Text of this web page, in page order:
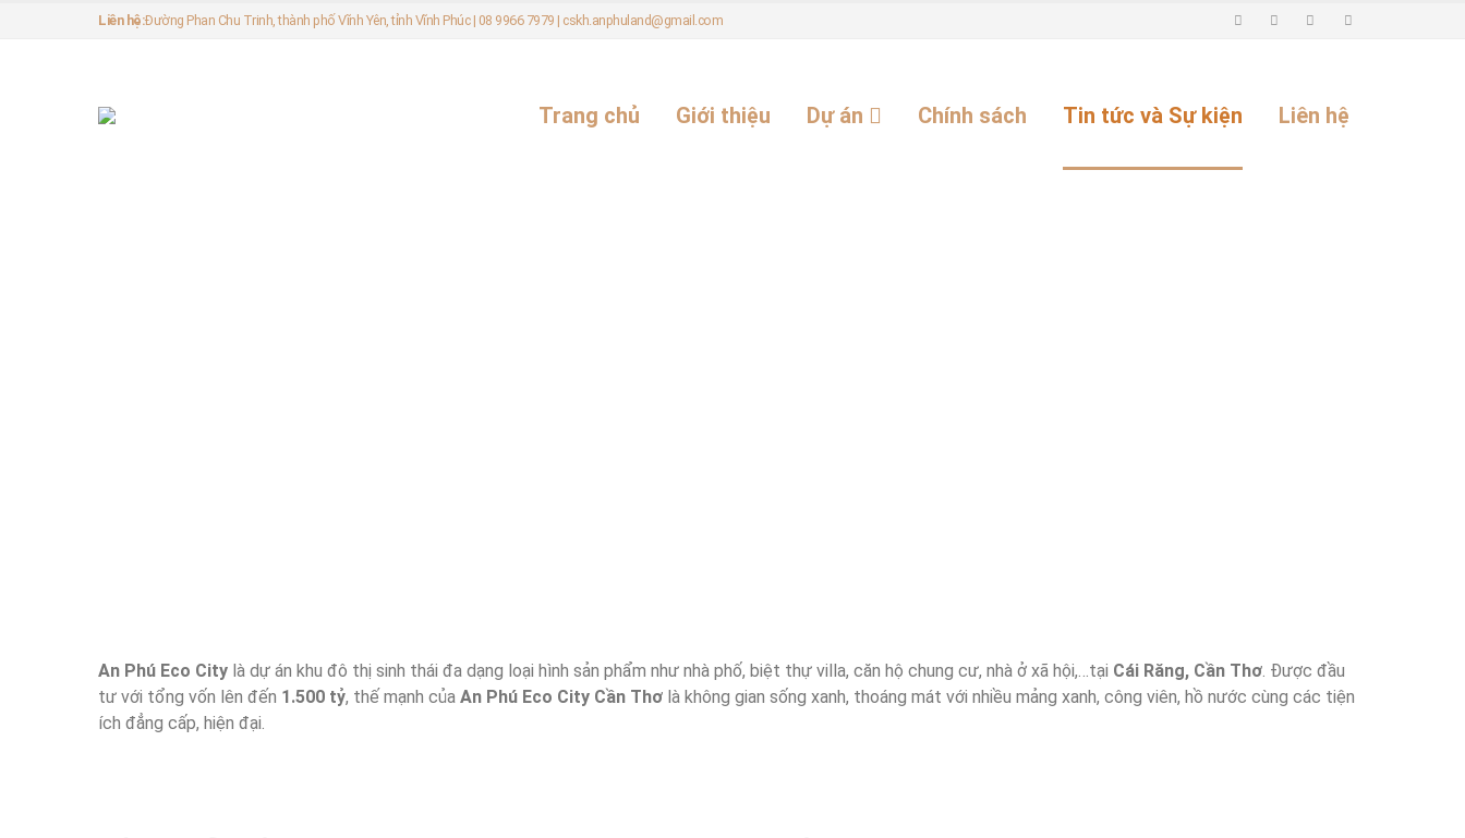
Liên hệ:Đường Phan Chu Trinh, thành phố Vĩnh Yên, tỉnh Vĩnh Phúc | 08 9966 7979 | cskh.anphuland@gmail.com
Trang chủ Giới thiệu Dự án Chính sách Tin tức và Sự kiện Liên hệ
An Phú Eco City là dự án khu đô thị sinh thái đa dạng loại hình sản phẩm như nhà phố, biệt thự villa, căn hộ chung cư, nhà ở xã hội,…tại Cái Răng, Cần Thơ. Được đầu
tư với tổng vốn lên đến 1.500 tỷ, thế mạnh của An Phú Eco City Cần Thơ là không gian sống xanh, thoáng mát với nhiều mảng xanh, công viên, hồ nước cùng các tiện
ích đẳng cấp, hiện đại.